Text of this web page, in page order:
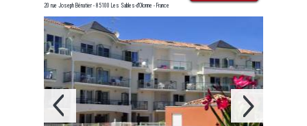
20 rue Joseph Bénatier - 85100 Les Sables-d'Olonne - France